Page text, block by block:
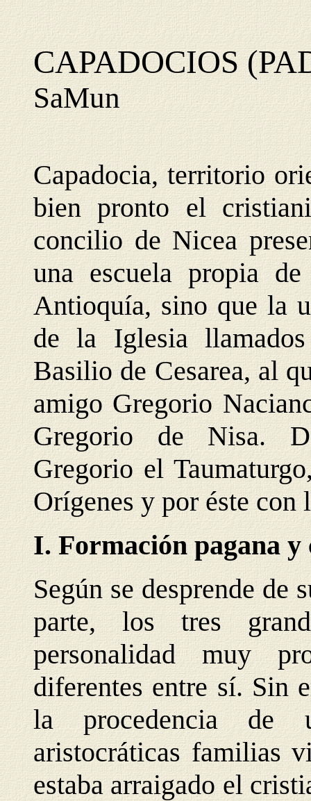
CAPADOCIOS
SaMun
Capadocia, territorio
bien pronto el
concilio de Nicea
una escuela propia
Antioquía, sino que la
de la Iglesia
Basilio de Cesarea, al
amigo Gregorio
Gregorio de Nisa.
Gregorio el
Orígenes y por éste
I. Formación pagana
Según se desprende de
parte, los tres
personalidad muy
diferentes entre sí. Sin
la procedencia de
aristocráticas familias
estaba arraigado el